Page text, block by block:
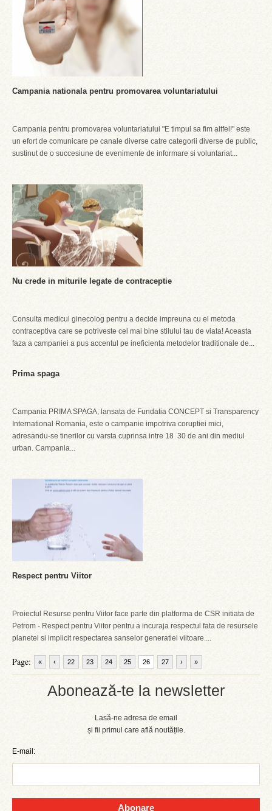
Abonează-te la newsletter
Lasă-ne adresa de email
și fii primul care află noutățile.
E-mail:
Abonare
Campania nationala pentru promovarea voluntariatului
Campania pentru promovarea voluntariatului "E timpul sa fim altfel!" este
un efort de comunicare pe canale diverse catre categorii diverse de public,
sustinut de o succesiune de evenimente de informare si voluntariat...
Nu crede in miturile legate de contraceptie
Consulta medicul ginecolog pentru a decide impreuna cu el metoda
contraceptiva care se potriveste cel mai bine stilului tau de viata! Aceasta
faza a campaniei a pus accentul pe ineficienta metodelor traditionale de...
Prima spaga
Campania PRIMA SPAGA, lansata de Fundatia CONCEPT si Transparency
International Romania, este o campanie impotriva coruptiei mici,
adresandu-se tinerilor cu varsta cuprinsa intre 18  30 de ani din mediul
urban. Campania...
Respect pentru Viitor
Proiectul Resurse pentru Viitor face parte din platforma de CSR initiata de
Petrom - Respect pentru Viitor pentru a incuraja respectul fata de resursele
planetei si implicit respectarea sanselor generatiei viitoare....
Page: « ‹ 22 23 24 25 26 27 › »